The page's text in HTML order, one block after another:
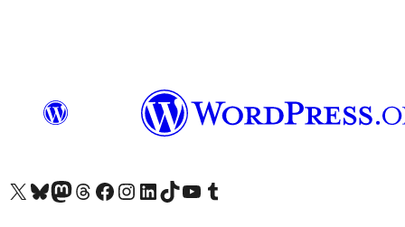
Unser X-Konto (früher Twitter) besuchen
Unser Bluesky-Konto besuchen
Unser Mastodon-Konto besuchen
Unser Threads-Konto besuchen
Unsere Facebook-Seite besuchen
Unser Instagram-Konto besuchen
Unser LinkedIn-Konto besuchen
Unser TikTok-Konto besuchen
Unseren YouTube-Kanal besuchen
Unser Tumblr-Konto besuchen